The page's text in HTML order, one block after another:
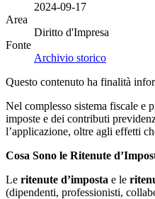
2024-09-17
Area
Diritto d'Impresa
Fonte
Archivio storico
Questo contenuto ha finalità
Nel complesso sistema fiscale e
imposte e dei contributi
l’applicazione, oltre agli effetti
Cosa Sono le Ritenute
Le ritenute d’imposta e le
(dipendenti, professionisti,